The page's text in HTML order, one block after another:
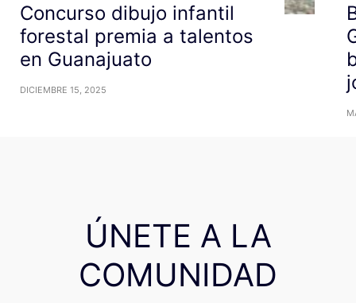
Concurso dibujo infantil
forestal premia a talentos
en Guanajuato
DICIEMBRE 15, 2025
ÚNETE A LA
COMUNIDAD